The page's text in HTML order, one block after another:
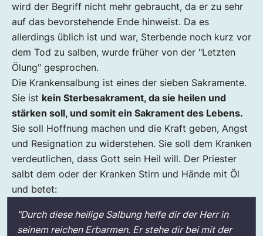
wird der Begriff nicht mehr gebraucht, da er zu sehr
auf das bevorstehende Ende hinweist. Da es
allerdings üblich ist und war, Sterbende noch kurz vor
dem Tod zu salben, wurde früher von der "Letzten
Ölung" gesprochen.
Die Krankensalbung ist eines der sieben Sakramente.
Sie ist kein Sterbesakrament, da sie heilen und
stärken soll, und somit ein Sakrament des Lebens.
Sie soll Hoffnung machen und die Kraft geben, Angst
und Resignation zu widerstehen. Sie soll dem Kranken
verdeutlichen, dass Gott sein Heil will. Der Priester
salbt dem oder der Kranken Stirn und Hände mit Öl
und betet:
"Durch diese heilige Salbung helfe dir der Herr in
seinem reichen Erbarmen. Er stehe dir bei mit der